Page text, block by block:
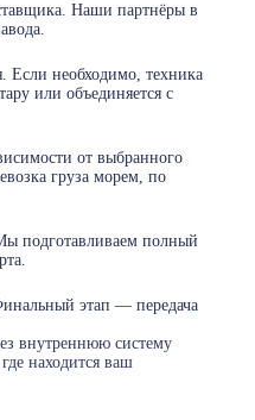
Наши партнёры в
Если необходимо, техника
или объединяется с
от выбранного
груза морем, по
подготавливаем полный
этап — передача
внутреннюю систему
находится ваш